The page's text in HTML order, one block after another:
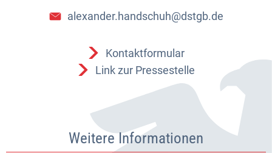
alexander.handschuh@dstgb.de
Kontaktformular
Link zur Pressestelle
Weitere Informationen